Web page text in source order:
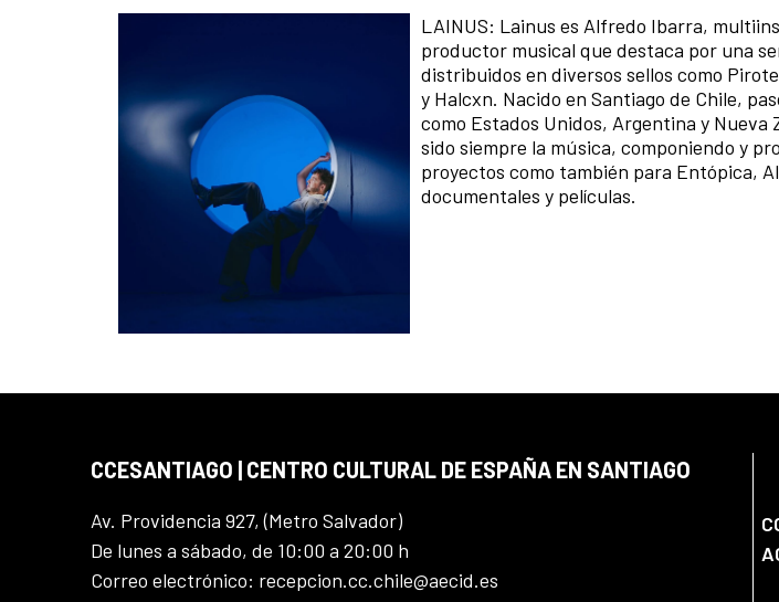
LAINUS: Lainus es Alfredo Ibarra,
productor musical que destaca por una
distribuidos en diversos sellos como
y Halcxn. Nacido en Santiago de Chile,
como Estados Unidos, Argentina y Nueva
sido siempre la música, componiendo y
proyectos como también para Entópica,
documentales y películas.
CCESANTIAGO | CENTRO CULTURAL DE ESPAÑA EN SANTIAGO
Av. Providencia 927, (Metro Salvador)
De lunes a sábado, de 10:00 a 20:00 h
Correo electrónico: recepcion.cc.chile@aecid.es